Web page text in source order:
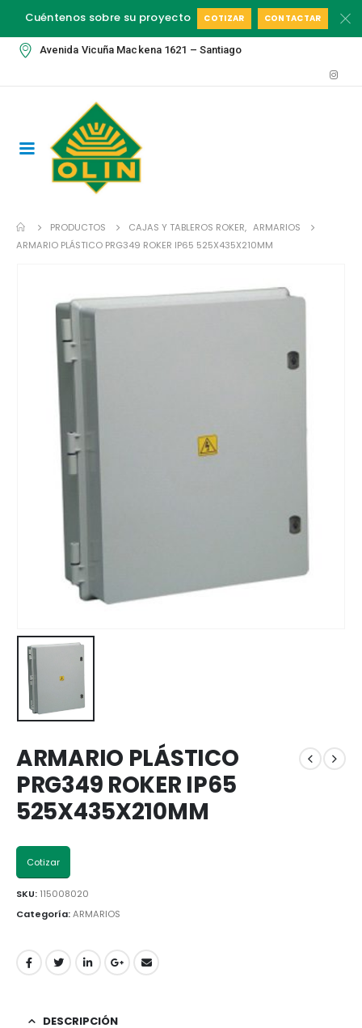
Cuéntenos sobre su proyecto COTIZAR CONTACTAR
Avenida Vicuña Mackena 1621 – Santiago
PRODUCTOS CAJAS Y TABLEROS ROKER, ARMARIOS
ARMARIO PLÁSTICO PRG349 ROKER IP65 525X435X210MM
ARMARIO PLÁSTICO
PRG349 ROKER IP65
525X435X210MM
Cotizar
SKU: 115008020
Categoría:ARMARIOS
DESCRIPCIÓN